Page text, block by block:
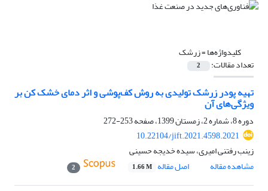
کلیدواژه‌ها =زرشک
تعداد مقالات: 2
تهیه پودر زرشک تولیدی به روش کف‌پوشی و اثر دمای خشک کن بر
ویژگی‌های آن
دوره 8، شماره 2، زمستان 1399، صفحه
253-272
10.22104/jift.2021.4598.2021
زینب رفتنی امیری، سیده خدیجه حسینی
مشاهده مقاله
اصل مقاله 1.66 M
2